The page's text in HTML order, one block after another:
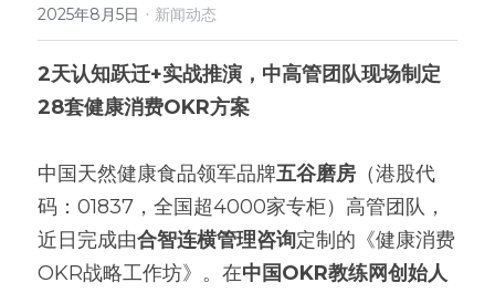
OKR工作坊/定制培训
OKR教练认证/训战
经营分析会
高质量复盘
专业书籍
在线课程
搜索
现在预约
2025年8月5日 · 新闻动态
2天认知跃迁+实战推演，中高管团队现场制定
28套健康消费OKR方案
中国天然健康食品领军品牌五谷磨房 （港股代
码：01837，全国超4000家专柜）高管团队，
近日完成由合智连横管理咨询定制的《健康消费
OKR战略工作坊》。在中国OKR教练网创始人